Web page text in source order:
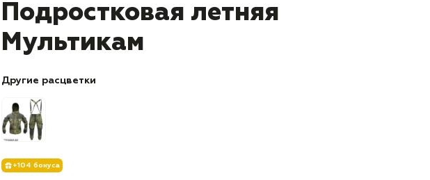
Подростковая летняя
Мультикам
Другие расцветки
+104 бонуса